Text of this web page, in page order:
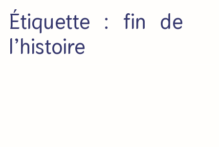
Étiquette : fin de
l’histoire